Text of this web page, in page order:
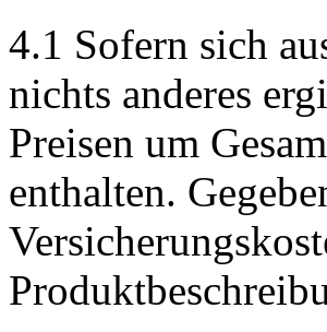
4.1 Sofern sich
nichts anderes
Preisen um
enthalten.